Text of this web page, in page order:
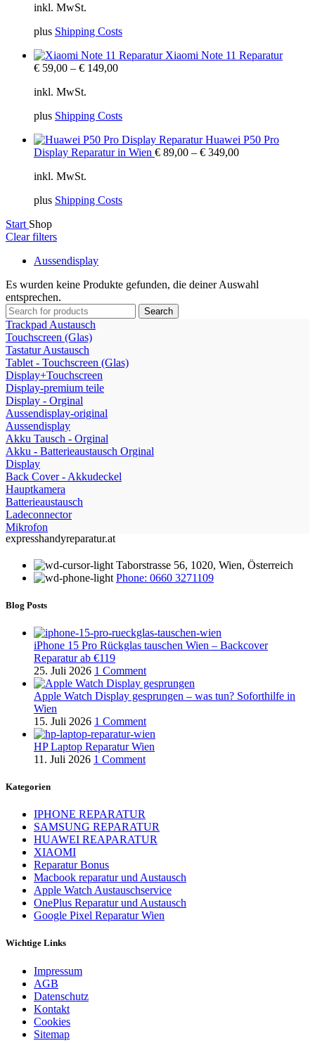
inkl. MwSt.
plus Shipping Costs
Xiaomi Note 11 Reparatur
€ 59,00 – € 149,00
inkl. MwSt.
plus Shipping Costs
Huawei P50 Pro
Display Reparatur in Wien € 89,00 – € 349,00
inkl. MwSt.
plus Shipping Costs
Start Shop
Clear filters
Aussendisplay
Es wurden keine Produkte gefunden, die deiner Auswahl
entsprechen.
Search
Trackpad Austausch
Touchscreen (Glas)
Tastatur Austausch
Tablet - Touchscreen (Glas)
Display+Touchscreen
Display-premium teile
Display - Orginal
Aussendisplay-original
Aussendisplay
Akku Tausch - Orginal
Akku - Batterieaustausch Orginal
Display
Back Cover - Akkudeckel
Hauptkamera
Batterieaustausch
Ladeconnector
Mikrofon
expresshandyreparatur.at
Taborstrasse 56, 1020, Wien, Österreich
Phone: 0660 3271109
Blog Posts
iPhone 15 Pro Rückglas tauschen Wien – Backcover
Reparatur ab €119
25. Juli 2026 1 Comment
Apple Watch Display gesprungen – was tun? Soforthilfe in
Wien
15. Juli 2026 1 Comment
HP Laptop Reparatur Wien
11. Juli 2026 1 Comment
Kategorien
IPHONE REPARATUR
SAMSUNG REPARATUR
HUAWEI REAPARATUR
XIAOMI
Reparatur Bonus
Macbook reparatur und Austausch
Apple Watch Austauschservice
OnePlus Reparatur und Austausch
Google Pixel Reparatur Wien
Wichtige Links
Impressum
AGB
Datenschutz
Kontakt
Cookies
Sitemap